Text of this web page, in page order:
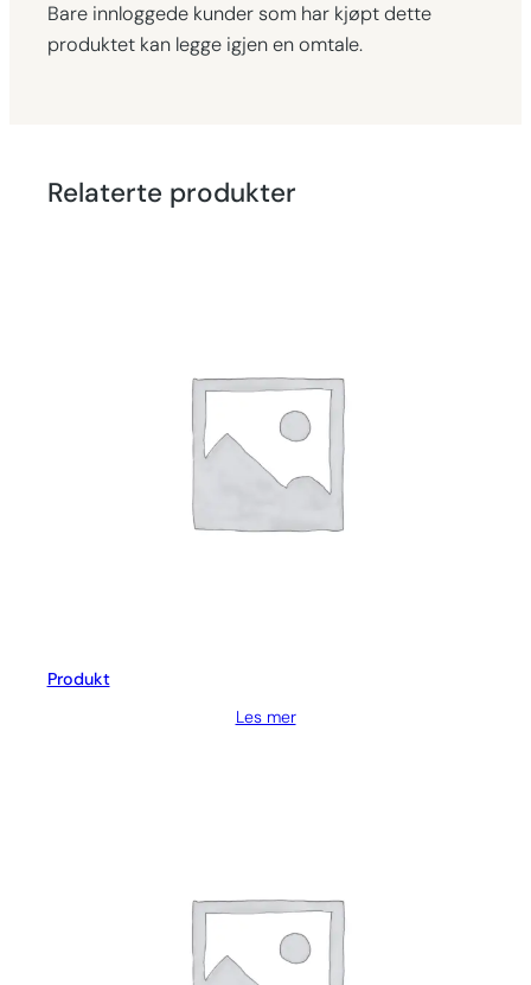
Bare innloggede kunder som har kjøpt dette
produktet kan legge igjen en omtale.
Relaterte produkter
Produkt
Les mer